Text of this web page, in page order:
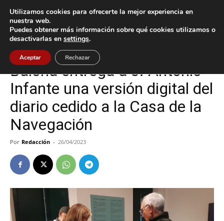
Inicio Baiona
Baiona Cultura / Ocio
Baiona entrega a J. Antonio
Infante una versión digital del
diario cedido a la Casa de la
Navegación
Por Redacción - 26/04/2023
Utilizamos cookies para ofrecerte la mejor experiencia en
nuestra web.
Puedes obtener más información sobre qué cookies utilizamos o
desactivarlas en settings.
Aceptar Rechazar